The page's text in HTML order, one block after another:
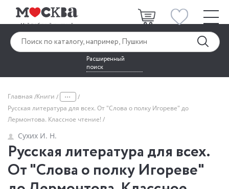
Расширенный
поиск
Главная Книги ...
Русская литература для всех. От "Слова о полку Игореве" до
Лермонтова. Классное чтение!
Сухих И. Н.
Русская литература для всех.
От "Слова о полку Игореве"